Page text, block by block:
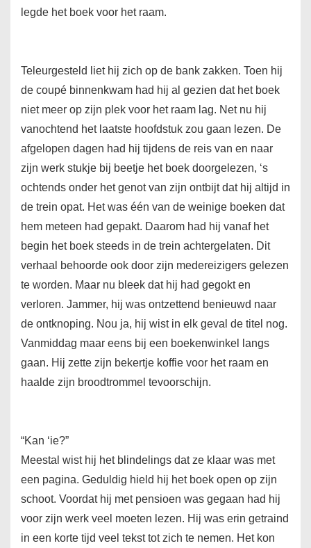
legde het boek voor het raam.
Teleurgesteld liet hij zich op de bank zakken. Toen hij
de coupé binnenkwam had hij al gezien dat het boek
niet meer op zijn plek voor het raam lag. Net nu hij
vanochtend het laatste hoofdstuk zou gaan lezen. De
afgelopen dagen had hij tijdens de reis van en naar
zijn werk stukje bij beetje het boek doorgelezen, ‘s
ochtends onder het genot van zijn ontbijt dat hij altijd in
de trein opat. Het was één van de weinige boeken dat
hem meteen had gepakt. Daarom had hij vanaf het
begin het boek steeds in de trein achtergelaten. Dit
verhaal behoorde ook door zijn medereizigers gelezen
te worden. Maar nu bleek dat hij had gegokt en
verloren. Jammer, hij was ontzettend benieuwd naar
de ontknoping. Nou ja, hij wist in elk geval de titel nog.
Vanmiddag maar eens bij een boekenwinkel langs
gaan. Hij zette zijn bekertje koffie voor het raam en
haalde zijn broodtrommel tevoorschijn.
“Kan ‘ie?”
Meestal wist hij het blindelings dat ze klaar was met
een pagina. Geduldig hield hij het boek open op zijn
schoot. Voordat hij met pensioen was gegaan had hij
voor zijn werk veel moeten lezen. Hij was erin getraind
in een korte tijd veel tekst tot zich te nemen. Het kon